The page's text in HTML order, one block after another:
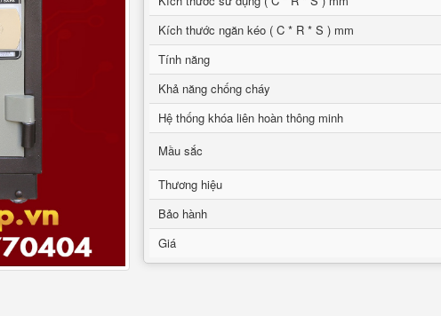
Kích thước ngăn kéo ( C * R * S ) mm
Tính năng
Khả năng chống cháy
Hệ thống khóa liên hoàn thông minh
Mầu sắc
Thương hiệu
Bảo hành
Giá